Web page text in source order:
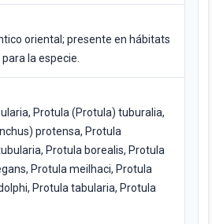
oriental; presente en hábitats
la especie.
Protula (Protula) tuburalia,
protensa, Protula
Protula borealis, Protula
Protula meilhaci, Protula
Protula tabularia, Protula